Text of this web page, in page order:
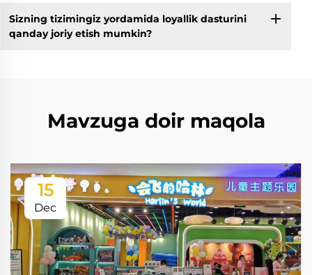
Sizning tizimingiz yordamida loyallik dasturini
qanday joriy etish mumkin?
Mavzuga doir maqola
15
Dec